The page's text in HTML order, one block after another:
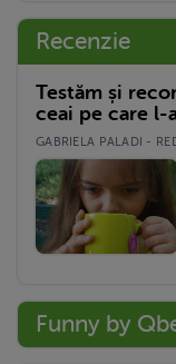
Recenzie
Testăm și
ceai pe care l-
GABRIELA PALADI -
Funny by